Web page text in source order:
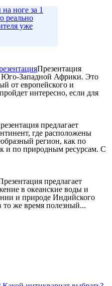
ноге за 1
реально
уже
Презентация
Юго-Западной Африки. Это
от европейского и
интересно, если для
предлагает
где расположены
регион, как по
и по природным ресурсам. С
предлагает
в океанские воды и
и природе Индийского
то же время полезный...